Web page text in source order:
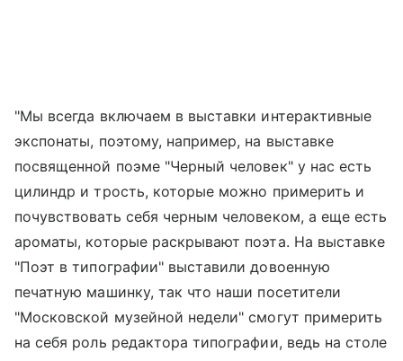
"Мы всегда включаем в выставки интерактивные
экспонаты, поэтому, например, на выставке
посвященной поэме "Черный человек" у нас есть
цилиндр и трость, которые можно примерить и
почувствовать себя черным человеком, а еще есть
ароматы, которые раскрывают поэта. На выставке
"Поэт в типографии" выставили довоенную
печатную машинку, так что наши посетители
"Московской музейной недели" смогут примерить
на себя роль редактора типографии, ведь на столе